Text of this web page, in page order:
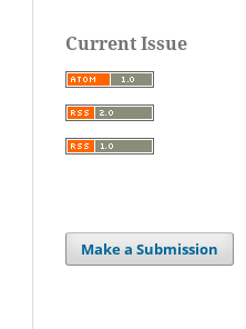
Current Issue
Make a Submission